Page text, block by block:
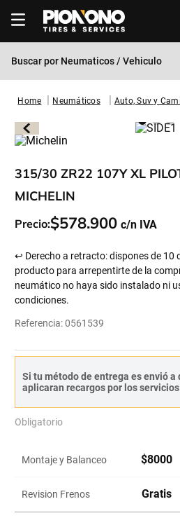
Buscar por Neumaticos / Vehiculo
Neumáticos Auto, Suv y
315/30 ZR22 107Y XL
MICHELIN
Precio:$578.900
↩ Derecho a retracto: dispones de 10
producto para arrepentirte de la
neumático no haya sido instalado ni
condiciones.
Referencia:0561539
Si tu método de entrega es envió a
aplicaran recargos por los
Obligatorio
Montaje y Balanceo $8000
Revision Frenos Gratis